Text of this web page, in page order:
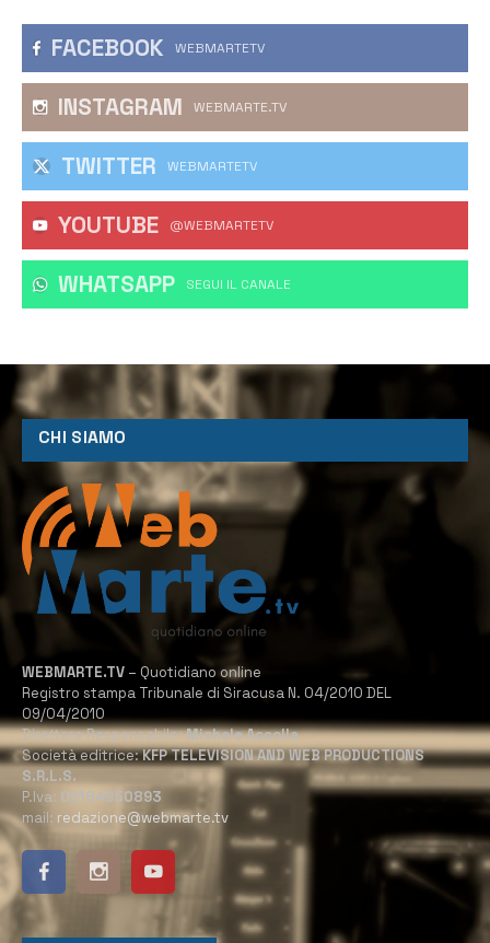
FACEBOOK WEBMARTETV
INSTAGRAM WEBMARTE.TV
TWITTER WEBMARTETV
YOUTUBE @WEBMARTETV
WHATSAPP ‎SEGUI IL CANALE
CHI SIAMO
WEBMARTE.TV – Quotidiano online
Registro stampa Tribunale di Siracusa N. 04/2010 DEL
09/04/2010
Direttore Responsabile:Michele Accolla
Società editrice:KFP TELEVISION AND WEB PRODUCTIONS
S.R.L.S.
P.Iva: 02184950893
mail: redazione@webmarte.tv